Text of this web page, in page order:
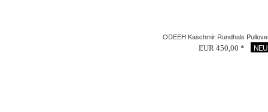
ODEEH Kaschmir Rundhals
EUR 450,00 * NEU